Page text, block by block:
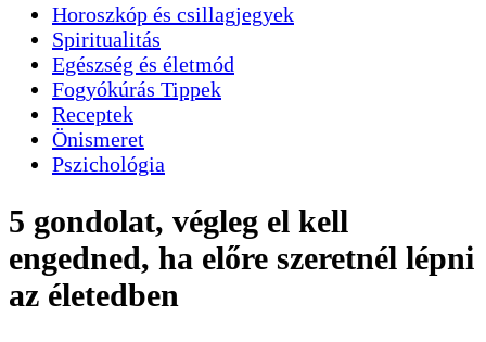
Horoszkóp és csillagjegyek
Spiritualitás
Egészség és életmód
Fogyókúrás Tippek
Receptek
Önismeret
Pszichológia
5 gondolat, végleg el kell
engedned, ha előre szeretnél lépni
az életedben